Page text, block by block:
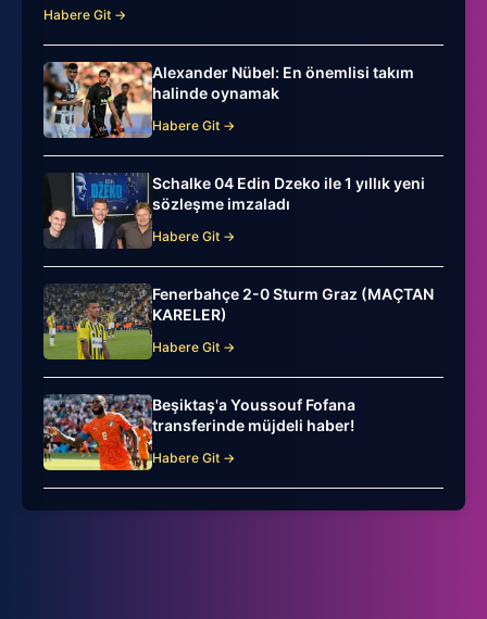
Habere Git →
Alexander Nübel: En önemlisi takım
halinde oynamak
Habere Git →
Schalke 04 Edin Dzeko ile 1 yıllık yeni
sözleşme imzaladı
Habere Git →
Fenerbahçe 2-0 Sturm Graz (MAÇTAN
KARELER)
Habere Git →
Beşiktaş'a Youssouf Fofana
transferinde müjdeli haber!
Habere Git →